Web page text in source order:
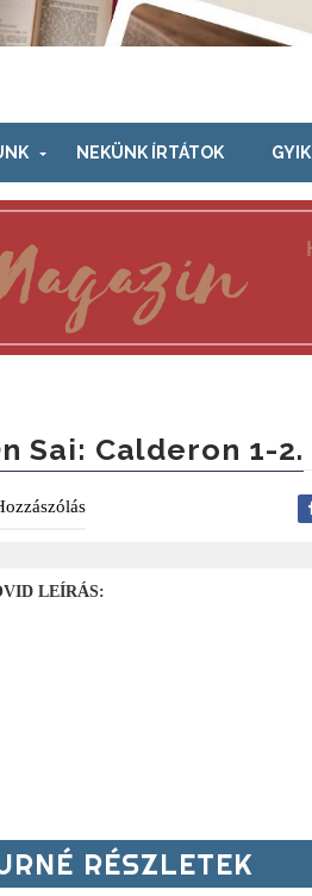
NEKÜNK ÍRTÁTOK GYIK
Sai: Calderon 1-2.
LEÍRÁS:
RÉSZLETEK